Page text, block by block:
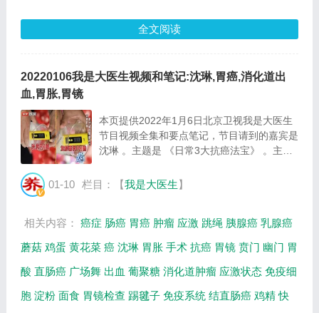
全文阅读
20220106我是大医生视频和笔记:沈琳,胃癌,消化道出
血,胃胀,胃镜
本页提供2022年1月6日北京卫视我是大医生
节目视频全集和要点笔记，节目请到的嘉宾是
沈琳 。主题是 《日常3大抗癌法宝》 。主要
宝辅助抵抗胃癌，栗树菇打卤面的制作方法等
01-10 栏目：【我是大医生】
相关内容： 癌症 肠癌 胃癌 肿瘤 应激 跳绳 胰腺癌 乳腺癌
蘑菇 鸡蛋 黄花菜 癌 沈琳 胃胀 手术 抗癌 胃镜 贲门 幽门 胃
酸 直肠癌 广场舞 出血 葡聚糖 消化道肿瘤 应激状态 免疫细
胞 淀粉 面食 胃镜检查 踢毽子 免疫系统 结直肠癌 鸡精 快